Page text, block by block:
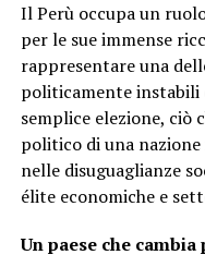
Il Perù occupa un
per le sue immense
rappresentare una
politicamente instabili
semplice elezione, ciò
politico di una
nelle disuguaglianze
élite economiche e
Un paese che